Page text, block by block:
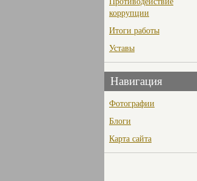
коррупции
Итоги работы
Уставы
Навигация
Фотографии
Блоги
Карта сайта